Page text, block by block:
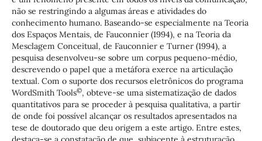
não se restringindo a algumas áreas e atividades do
conhecimento humano. Baseando-se especialmente na Teoria
dos Espaços Mentais, de Fauconnier (1994), e na Teoria da
Mesclagem Conceitual, de Fauconnier e Turner (1994), a
pesquisa desenvolveu-se sobre um corpus pequeno-médio,
descrevendo o papel que a metáfora exerce na articulação
textual. Com o suporte dos recursos eletrônicos do programa
WordSmith Tools©, obteve-se uma sistematização de dados
quantitativos para se proceder à pesquisa qualitativa, a partir
de onde foi possível alcançar os resultados apresentados na
tese de doutorado que deu origem a este artigo. Entre estes,